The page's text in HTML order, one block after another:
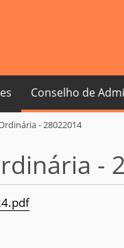
Conselho de
- 28022014
-